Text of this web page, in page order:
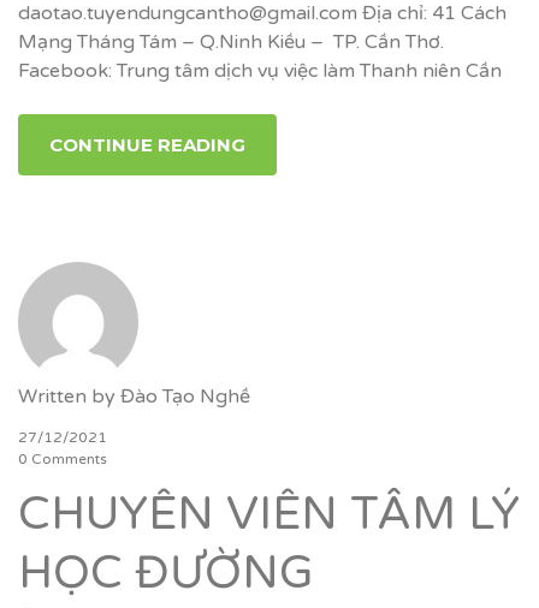
daotao.tuyendungcantho@gmail.com Địa chỉ: 41 Cách
Mạng Tháng Tám – Q.Ninh Kiều – TP. Cần Thơ.
Facebook: Trung tâm dịch vụ việc làm Thanh niên Cần
CONTINUE READING
Written by Đào Tạo Nghề
27/12/2021
0 Comments
CHUYÊN VIÊN TÂM LÝ
HỌC ĐƯỜNG